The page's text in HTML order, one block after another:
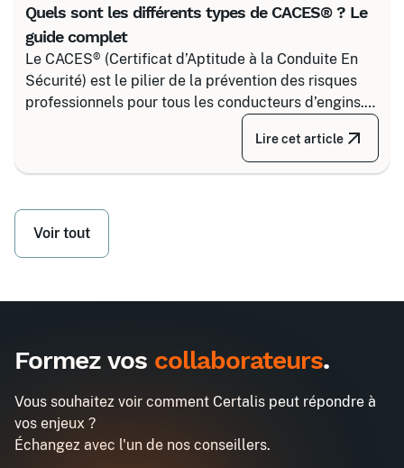
Quels sont les différents types de CACES® ? Le
guide complet
Le CACES® (Certificat d’Aptitude à la Conduite En
Sécurité) est le pilier de la prévention des risques
professionnels pour tous les conducteurs d’engins.
Depuis la réforme de 2020, il s’articule autour de 8
grandes familles d’équipements, divisées selon
Lire cet article
Voir tout
Formez vos collaborateurs.
Vous souhaitez voir comment Certalis peut répondre à
vos enjeux ?
Échangez avec l'un de nos conseillers.